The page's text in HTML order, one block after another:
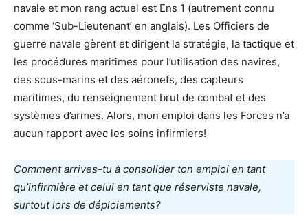
navale et mon rang actuel est Ens 1 (autrement connu
comme ‘Sub-Lieutenant’ en anglais). Les Officiers de
guerre navale gèrent et dirigent la stratégie, la tactique et
les procédures maritimes pour l’utilisation des navires,
des sous-marins et des aéronefs, des capteurs
maritimes, du renseignement brut de combat et des
systèmes d’armes. Alors, mon emploi dans les Forces n’a
aucun rapport avec les soins infirmiers!
Comment arrives-tu à consolider ton emploi en tant
qu’infirmière et celui en tant que réserviste navale,
surtout lors de déploiements?